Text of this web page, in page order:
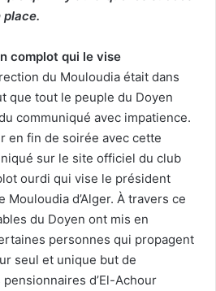
place.
complot qui le vise
du Mouloudia était dans
que tout le peuple du Doyen
communiqué avec impatience.
en fin de soirée avec cette
sur le site officiel du club
ourdi qui vise le président
Mouloudia d’Alger. À travers ce
du Doyen ont mis en
personnes qui propagent
seul et unique but de
d’El-Achour